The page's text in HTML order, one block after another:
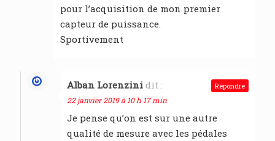
pour l’acquisition de mon premier
capteur de puissance.
Sportivement
Alban Lorenzini dit :
22 janvier 2019 à 10 h 17 min
Je pense qu’on est sur une autre
qualité de mesure avec les pédales
Répondre